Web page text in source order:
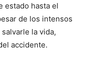
estado hasta el
de los intensos
la vida,
accidente.